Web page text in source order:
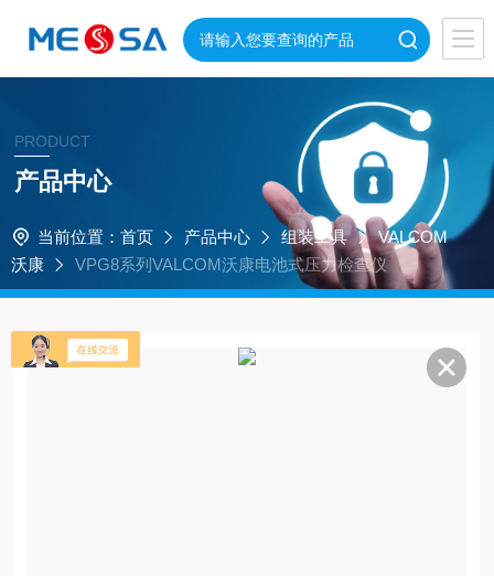
PRODUCT
产品中心
当前位置： 首页 产品中心 组装工具
VALCOM
沃康
VPG8系列VALCOM沃康电池式压力检查仪